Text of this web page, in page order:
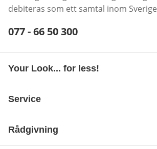
debiteras som ett samtal inom Sverige
Telefonnummer:
077 - 66 50 300
Your Look... for less!
Service
Rådgivning